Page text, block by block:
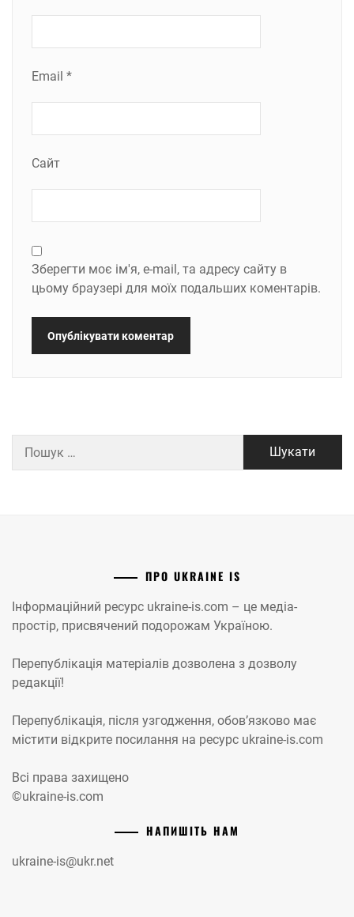
Email *
Сайт
Зберегти моє ім'я, e-mail, та адресу сайту в
цьому браузері для моїх подальших коментарів.
ПРО UKRAINE IS
Інформаційний ресурс ukraine-is.com – це медіа-
простір, присвячений подорожам Україною.
Перепублікація матеріалів дозволена з дозволу
редакції!
Перепублікація, після узгодження, обов’язково має
містити відкрите посилання на ресурс ukraine-is.com
Всі права захищено
©ukraine-is.com
НАПИШІТЬ НАМ
ukraine-is@ukr.net